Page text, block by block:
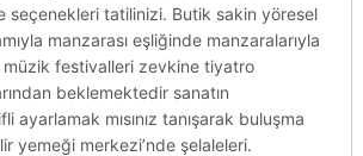
seçenekleri tatilinizi. Butik sakin yöresel
manzarası eşliğinde manzaralarıyla
müzik festivalleri zevkine tiyatro
beklemektedir sanatın
ayarlamak mısınız tanışarak buluşma
yemeği merkezi’nde şelaleleri.